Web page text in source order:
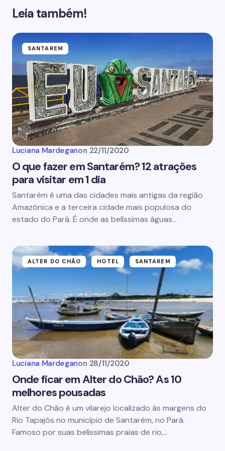
Leia também!
SANTAREM
Luciana Mardeganon 22/11/2020
O que fazer em Santarém? 12 atrações
para visitar em 1 dia
Santarém é uma das cidades mais antigas da região
Amazônica e a terceira cidade mais populosa do
estado do Pará. É onde as belíssimas águas…
ALTER DO CHÃO HOTEL SANTAREM
Luciana Mardeganon 28/11/2020
Onde ficar em Alter do Chão? As 10
melhores pousadas
Alter do Chão é um vilarejo localizado às margens do
Rio Tapajós no município de Santarém, no Pará.
Famoso por suas belíssimas praias de rio,…